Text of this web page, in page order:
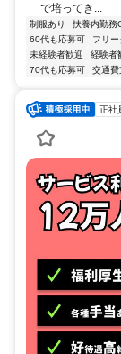
で培ってき...
制服あり 扶養内勤務
60代も応募可
フリ
未経験者歓迎
経験者
70代も応募可
交通費
正社